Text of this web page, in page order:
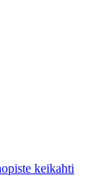
keikahti